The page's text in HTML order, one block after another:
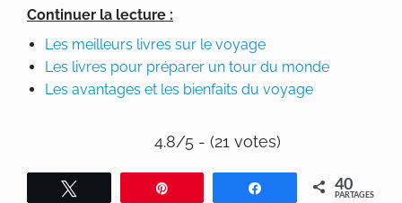
Continuer la lecture :
Les meilleurs livres sur le voyage
Les livres pour préparer un tour du monde
Les avantages et les bienfaits du voyage
4.8/5 - (21 votes)
Partagez 40
PARTAGES